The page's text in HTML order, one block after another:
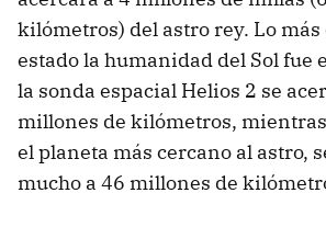
kilómetros) del astro rey. Lo más
estado la humanidad del Sol fue
la sonda espacial Helios 2 se
millones de kilómetros,
el planeta más cercano al astro,
mucho a 46 millones de